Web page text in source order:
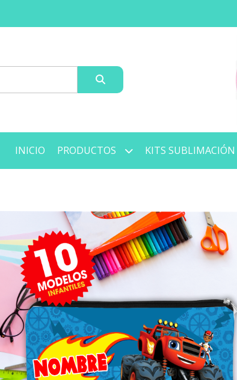
INICIO PRODUCTOS KITS SUBLIMACIÓN